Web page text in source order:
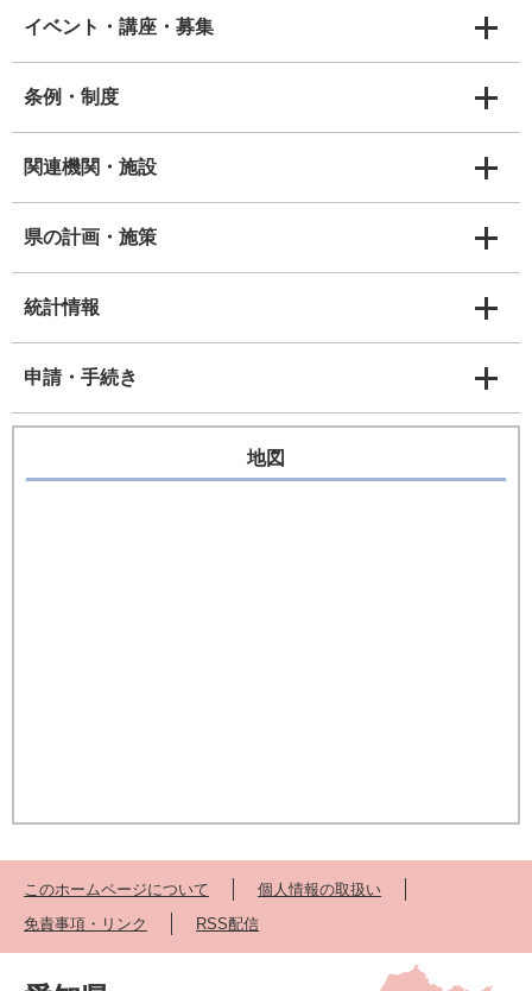
イベント・講座・募集
条例・制度
関連機関・施設
県の計画・施策
統計情報
申請・手続き
地図
このホームページについて
個人情報の取扱い
免責事項・リンク
RSS配信